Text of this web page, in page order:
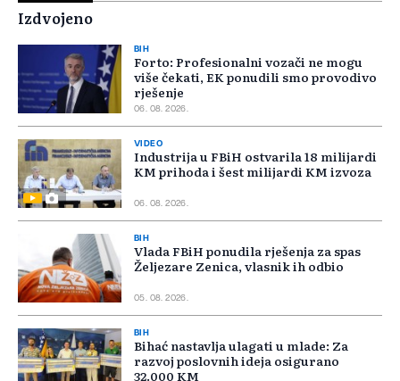
Izdvojeno
BIH
Forto: Profesionalni vozači ne mogu
više čekati, EK ponudili smo provodivo
rješenje
06. 08. 2026.
VIDEO
Industrija u FBiH ostvarila 18 milijardi
KM prihoda i šest milijardi KM izvoza
06. 08. 2026.
BIH
Vlada FBiH ponudila rješenja za spas
Željezare Zenica, vlasnik ih odbio
05. 08. 2026.
BIH
Bihać nastavlja ulagati u mlade: Za
razvoj poslovnih ideja osigurano
32.000 KM